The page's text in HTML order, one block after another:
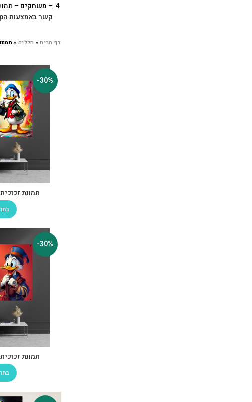
– משחקים –
קשר באמצעות הWhatsApp שלנו
דף הבית» חללים »
-30%
תמונת
-30%
תמונת